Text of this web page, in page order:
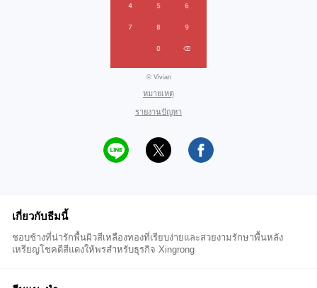
© Vivian
หมายเหตุ
รายงานปัญหา
เกี่ยวกับธีมนี้
ชอบช้างที่น่ารักพื้นผิวสีเหลืองทองที่เรียบง่ายและสวยงามรักษาพื้นหลัง
เหรียญโชคดีสีแดงให้พรสำหรับธุรกิจ Xingrong